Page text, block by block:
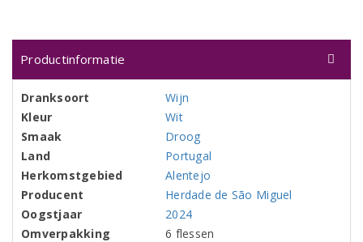
Productinformatie
Dranksoort
Wijn
Kleur
Wit
Smaak
Droog
Land
Portugal
Herkomstgebied
Alentejo
Producent
Herdade de São Miguel
Oogstjaar
2024
Omverpakking
6 flessen